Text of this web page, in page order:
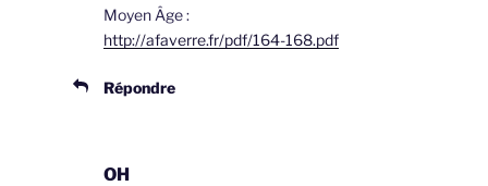
Moyen Âge :
http://afaverre.fr/pdf/164-168.pdf
Répondre
OH